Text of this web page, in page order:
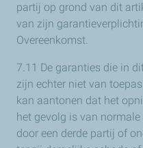
partij op grond van dit
van zijn
Overeenkomst.
7.11 De garanties die in
zijn echter niet van
kan aantonen dat het
het gevolg is van
door een derde partij of